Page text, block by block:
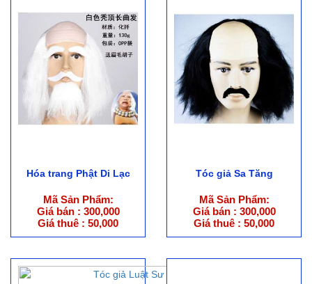
Hóa trang Phật Di Lạc
Mã Sản Phẩm:
Giá bán : 300,000
Giá thuê : 50,000
Tóc giả Sa Tăng
Mã Sản Phẩm:
Giá bán : 300,000
Giá thuê : 50,000